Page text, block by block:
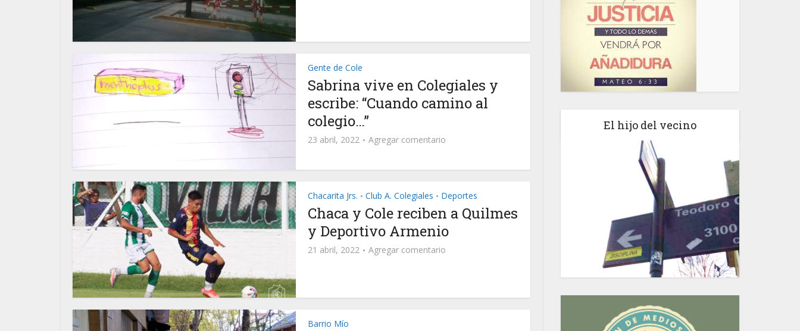
Gente de Cole
Sabrina vive en Colegiales y
escribe: “Cuando camino al
colegio…”
23 abril, 2022 Agregar comentario
Chacarita Jrs. • Club A. Colegiales • Deportes
Chaca y Cole reciben a Quilmes
y Deportivo Armenio
21 abril, 2022 Agregar comentario
Barrio Mío
El hijo del vecino